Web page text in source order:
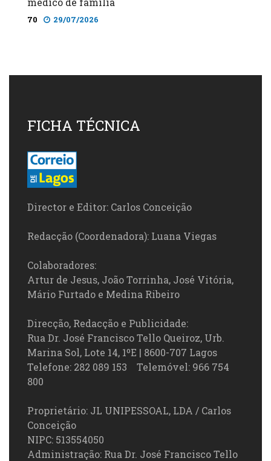
70 29/07/2026
FICHA TÉCNICA
Director e Editor: Carlos Conceição
Redacção (Coordenadora): Luana Viegas
Colaboradores:
Artur de Jesus, João Torrinha, José Vitória,
Mário Furtado e Medina Ribeiro
Direcção, Redacção e Publicidade:
Rua Dr. José Francisco Tello Queiroz, Urb.
Marina Sol, Lote 14, 1ºE | 8600-707 Lagos
Telefone: 282 089 153 Telemóvel: 966 754
800
Proprietário: JL UNIPESSOAL, LDA / Carlos
Conceição
NIPC: 513554050
Administração: Rua Dr. José Francisco Tello